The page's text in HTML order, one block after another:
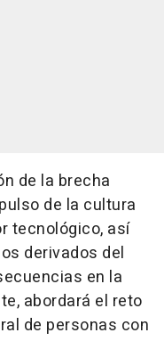
de la brecha
de la cultura
tecnológico, así
derivados del
en la
abordará el reto
de personas con